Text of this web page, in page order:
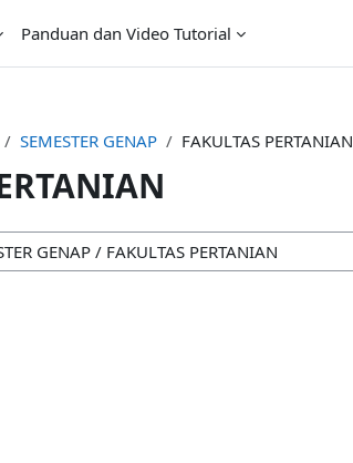
Panduan dan Video Tutorial
SEMESTER GENAP FAKULTAS PERTANIAN